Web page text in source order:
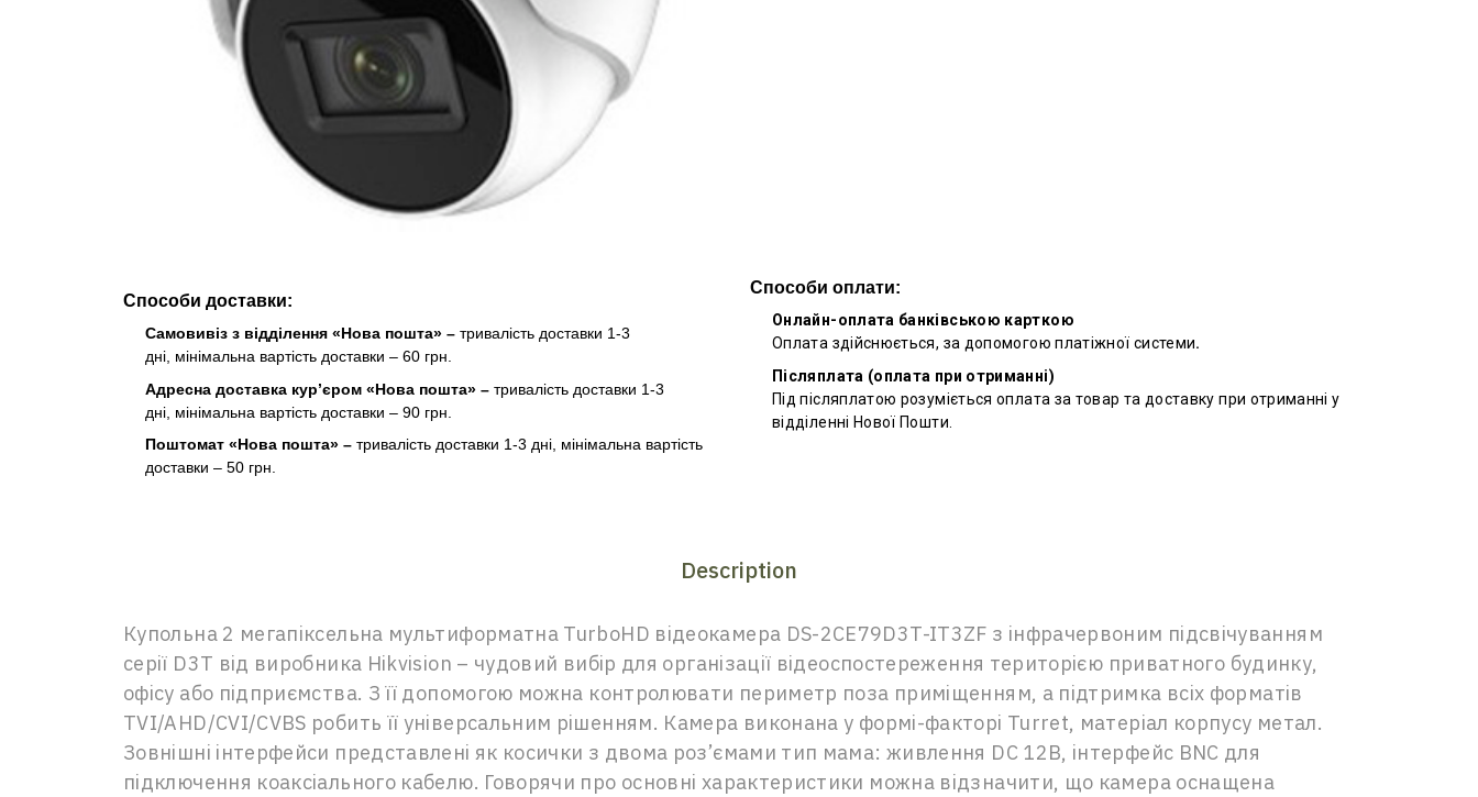
Способи доставки:
Самовивіз з відділення «Нова пошта» – тривалість доставки 1-3
дні, мінімальна вартість доставки – 60 грн.
Адресна доставка кур’єром «Нова пошта» – тривалість доставки 1-3
дні, мінімальна вартість доставки – 90 грн.
Поштомат «Нова пошта» – тривалість доставки 1-3 дні, мінімальна вартість
доставки – 50 грн.
Способи оплати:
Онлайн-оплата банківською карткою
Оплата здійснюється, за допомогою платіжної системи.
Післяплата (оплата при отриманні)
Під післяплатою розуміється оплата за товар та доставку при отриманні у
відділенні Нової Пошти.
Description
Купольна 2 мегапіксельна мультиформатна TurboHD відеокамера DS-2CE79D3T-IT3ZF з інфрачервоним підсвічуванням
серії D3T від виробника Hikvision – чудовий вибір для організації відеоспостереження територією приватного будинку,
офісу або підприємства. З її допомогою можна контролювати периметр поза приміщенням, а підтримка всіх форматів
TVI/AHD/CVI/CVBS робить її універсальним рішенням. Камера виконана у формі-факторі Turret, матеріал корпусу метал.
Зовнішні інтерфейси представлені як косички з двома роз’ємами тип мама: живлення DC 12В, інтерфейс BNC для
підключення коаксіального кабелю. Говорячи про основні характеристики можна відзначити, що камера оснащена